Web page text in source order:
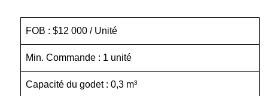
FOB : $12 000 / Unité
Min. Commande : 1 unité
Capacité du godet : 0,3 m³